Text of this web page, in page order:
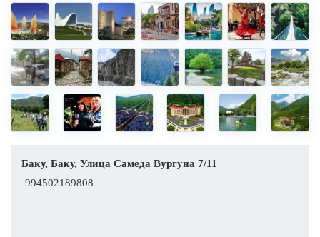
Баку, Баку, Улица Самеда Вургуна 7/11
994502189808